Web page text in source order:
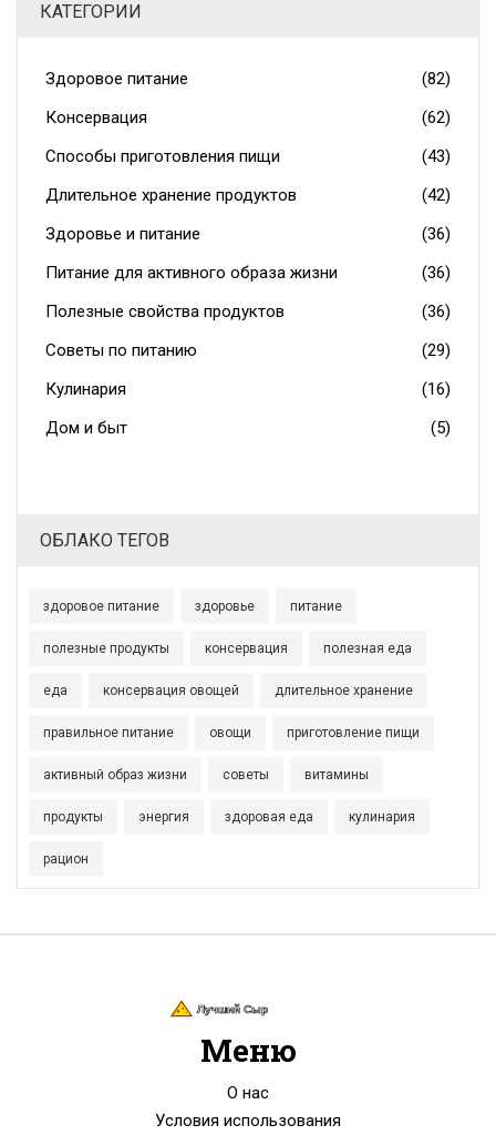
КАТЕГОРИИ
Здоровое питание
(82)
Консервация
(62)
Способы приготовления пищи
(43)
Длительное хранение продуктов
(42)
Здоровье и питание
(36)
Питание для активного образа жизни
(36)
Полезные свойства продуктов
(36)
Советы по питанию
(29)
Кулинария
(16)
Дом и быт
(5)
ОБЛАКО ТЕГОВ
здоровое питание здоровье питание
полезные продукты консервация полезная еда
еда консервация овощей длительное хранение
правильное питание овощи приготовление пищи
активный образ жизни советы витамины
продукты энергия здоровая еда кулинария
рацион
Меню
О нас
Условия использования